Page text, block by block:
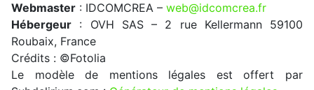
Webmaster : IDCOMCREA – web@idcomcrea.fr
Hébergeur : OVH SAS – 2 rue Kellermann 59100
Roubaix, France
Crédits : ©Fotolia
Le modèle de mentions légales est offert par